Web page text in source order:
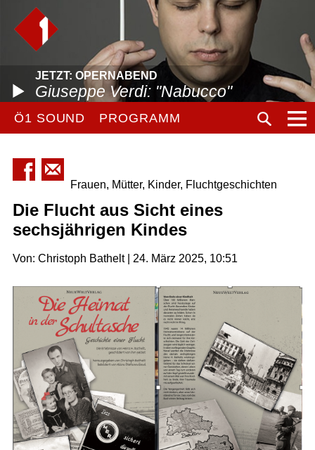
JETZT: OPERNABEND
Giuseppe Verdi: "Nabucco"
Ö1 SOUND PROGRAMM
Frauen, Mütter, Kinder, Fluchtgeschichten
Die Flucht aus Sicht eines
sechsjährigen Kindes
Von: Christoph Bathelt | 24. März 2025, 10:51